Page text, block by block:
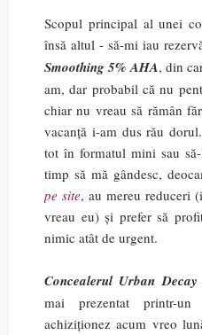
Scopul principal al unei
însă altul - să-mi iau
Smoothing 5% AHA, din
am, dar probabil că nu
chiar nu vreau să rămân
vacanță i-am dus rău
tot în formatul mini sau
timp să mă gândesc,
pe site, au mereu reduceri
vreau eu) și prefer să
nimic atât de urgent.
Concealerul Urban
mai prezentat printr-
achiziționez acum vreo